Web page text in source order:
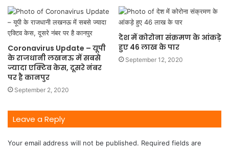
Coronavirus Update – यूपी
के राजधानी लखनऊ में सबसे
ज्यादा एक्टिव केस, दूसरे नंबर
पर है कानपुर
September 2, 2020
देश में कोरोना संक्रमण के आंकड़े
हुए 46 लाख के पार
September 12, 2020
Leave a Reply
Your email address will not be published. Required fields are